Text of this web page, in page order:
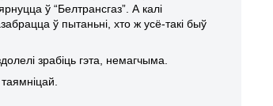
ў “Белтрансгаз”. А калі
ў пытаньні, хто ж усё-такі быў
зрабіць гэта,
немагчыма.